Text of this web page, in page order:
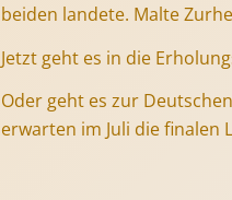
beiden landete. Malte
Jetzt geht es in die
Oder geht es zur
erwarten im Juli die finalen